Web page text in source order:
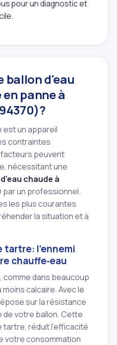
pour un diagnostic et
ballon d'eau
panne à
est un appareil
contraintes
peuvent
nécessitant une
chaude à
par un professionnel.
les plus courantes
la situation et à
tartre: l'ennemi
chauffe‑eau
, comme dans beaucoup
calcaire. Avec le
sur la résistance
de votre ballon. Cette
tartre, réduit l'efficacité
votre consommation